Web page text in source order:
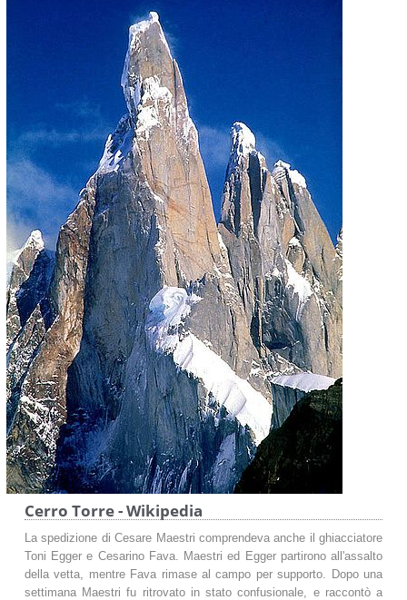
Cerro Torre - Wikipedia
La spedizione di Cesare Maestri comprendeva anche il ghiacciatore
Toni Egger e Cesarino Fava. Maestri ed Egger partirono all'assalto
della vetta, mentre Fava rimase al campo per supporto. Dopo una
settimana Maestri fu ritrovato in stato confusionale, e raccontò a